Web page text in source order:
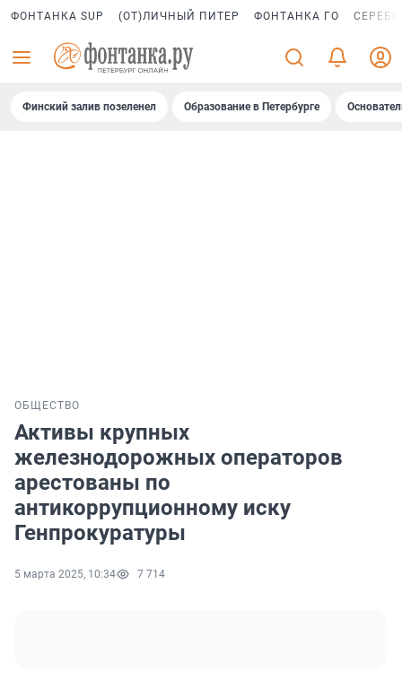
ФОНТАНКА SUP (ОТ)ЛИЧНЫЙ ПИТЕР ФОНТАНКА ГО
Финский залив позеленел Образование в Петербурге
ОБЩЕСТВО
Активы крупных
железнодорожных операторов
арестованы по
антикоррупционному иску
Генпрокуратуры
5 марта 2025, 10:34 7 714